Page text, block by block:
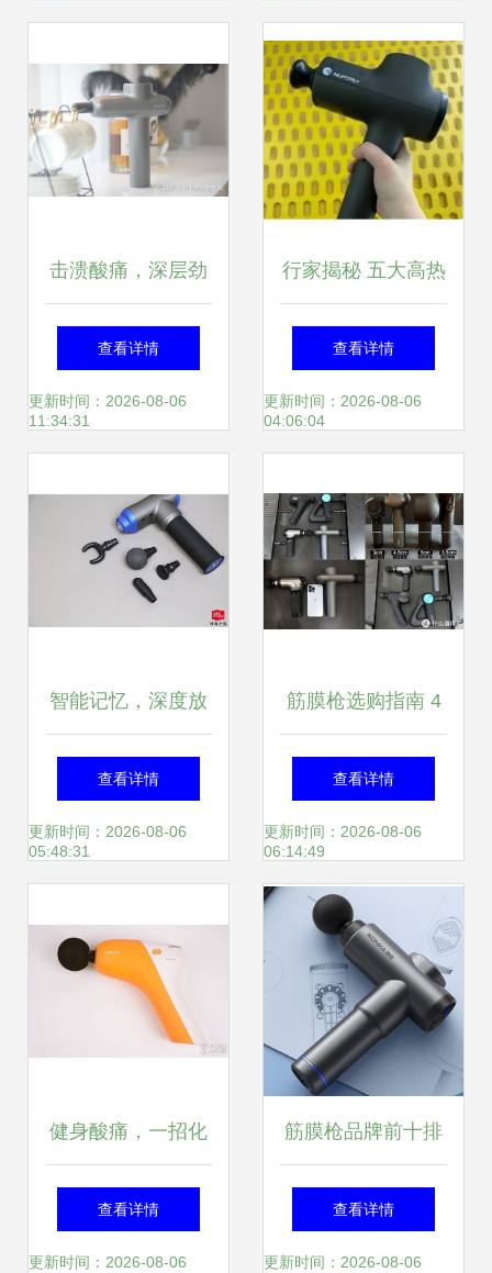
底缓解疲劳
击溃酸痛，深层劲
爽 云麦筋膜枪深度
评测
查看详情
更新时间：2026-08-06
11:34:31
行家揭秘 五大高热
度筋膜枪深度测评
推荐
查看详情
更新时间：2026-08-06
04:06:04
智能记忆，深度放
松 被记录扰不再挡
你的筋膜酸痛点前
查看详情
更新时间：2026-08-06
05:48:31
筋膜枪选购指南 4
款专业级筋膜枪实
测对比 倍益康、
Theragun、云麦、
Opove
查看详情
更新时间：2026-08-06
06:14:49
健身酸痛，一招化
解 倍益康静音运动
筋膜枪Q7实测体验
查看详情
更新时间：2026-08-06
筋膜枪品牌前十排
行榜 2025年值得
关注的十大品牌解
查看详情
更新时间：2026-08-06